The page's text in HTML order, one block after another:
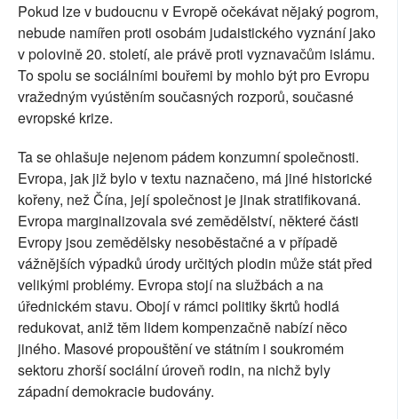
Pokud lze v budoucnu v Evropě očekávat nějaký pogrom,
nebude namířen proti osobám judaistického vyznání jako
v polovině 20. století, ale právě proti vyznavačům islámu.
To spolu se sociálními bouřemi by mohlo být pro Evropu
vražedným vyústěním současných rozporů, současné
evropské krize.
Ta se ohlašuje nejenom pádem konzumní společnosti.
Evropa, jak již bylo v textu naznačeno, má jiné historické
kořeny, než Čína, její společnost je jinak stratifikovaná.
Evropa marginalizovala své zemědělství, některé části
Evropy jsou zemědělsky nesoběstačné a v případě
vážnějších výpadků úrody určitých plodin může stát před
velikými problémy. Evropa stojí na službách a na
úřednickém stavu. Obojí v rámci politiky škrtů hodlá
redukovat, aniž těm lidem kompenzačně nabízí něco
jiného. Masové propouštění ve státním i soukromém
sektoru zhorší sociální úroveň rodin, na nichž byly
západní demokracie budovány.